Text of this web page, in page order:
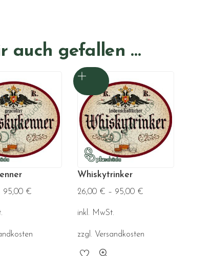
auch gefallen …
95,00 €
Whiskytrinker
26,00 € – 95,00 €
inkl. MwSt.
zzgl. Versandkosten
Dieses